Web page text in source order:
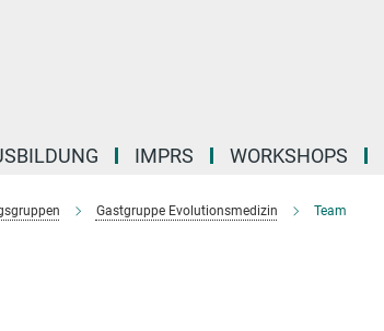
IMPRS WORKSHOPS
Gastgruppe Evolutionsmedizin Team